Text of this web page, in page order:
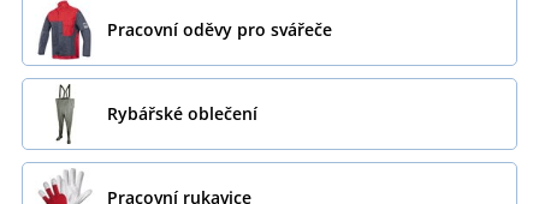
Pracovní oděvy pro svářeče
Rybářské oblečení
Pracovní rukavice